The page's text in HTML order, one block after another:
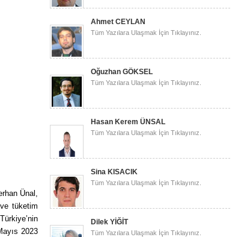
Ünal,
tüketim
2023
Ahmet CEYLAN
Tüm Yazılara Ulaşmak İçin Tıklayınız.
Oğuzhan GÖKSEL
Tüm Yazılara Ulaşmak İçin Tıklayınız.
Hasan Kerem ÜNSAL
Tüm Yazılara Ulaşmak İçin Tıklayınız.
Sina KISACIK
Tüm Yazılara Ulaşmak İçin Tıklayınız.
Dilek YİĞİT
Tüm Yazılara Ulaşmak İçin Tıklayınız.